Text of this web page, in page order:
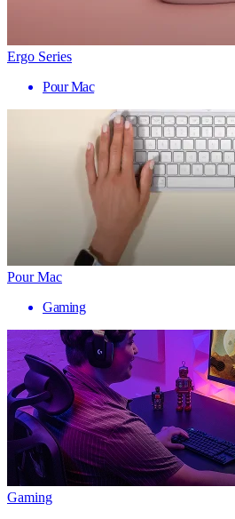
Ergo Series
Pour Mac
Pour Mac
Gaming
Gaming